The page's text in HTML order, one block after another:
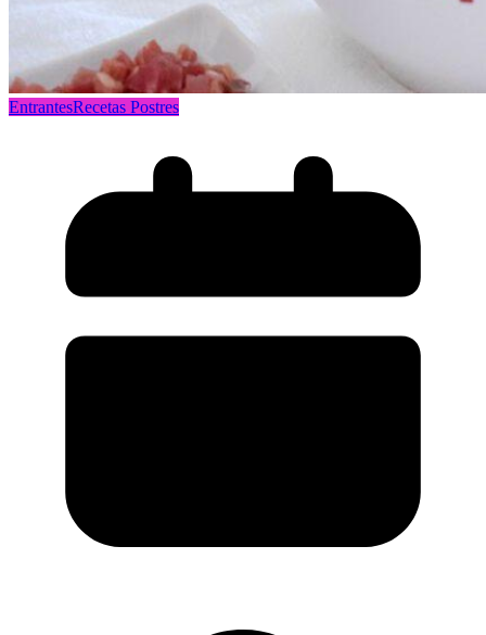
EntrantesRecetas Postres